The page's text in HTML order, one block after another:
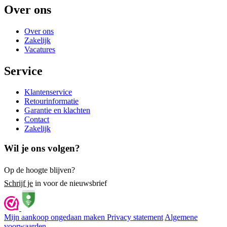
Over ons
Over ons
Zakelijk
Vacatures
Service
Klantenservice
Retourinformatie
Garantie en klachten
Contact
Zakelijk
Wil je ons volgen?
Op de hoogte blijven?
Schrijf je in voor de nieuwsbrief
Mijn aankoop ongedaan maken Privacy statement Algemene